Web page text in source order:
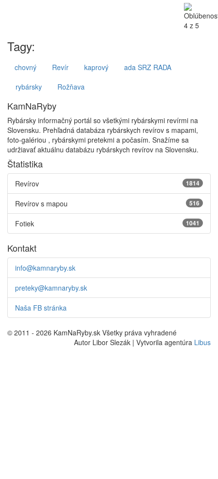
Tagy:
chovný Revír kaprový
ada SRZ RADA
rybársky
Rožňava
KamNaRyby
Rybársky informačný portál so všetkými rybárskymi revírmi na
Slovensku. Prehľadná databáza rybárskych revírov s mapami,
foto-galériou , rybárskymi pretekmi a počasím. Snažíme sa
udržiavať aktuálnu databázu rybárskych revírov na Slovensku.
Štatistika
1814
Revírov
516
Revírov s mapou
1041
Fotiek
Kontakt
info@kamnaryby.sk
preteky@kamnaryby.sk
Naša FB stránka
© 2011 - 2026 KamNaRyby.sk Všetky práva vyhradené
Autor Libor Slezák | Vytvorila agentúra Libus